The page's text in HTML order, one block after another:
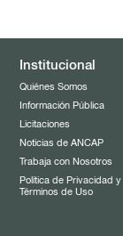
Institucional
Quiénes Somos
Información Pública
Licitaciones
Noticias de ANCAP
Trabaja con Nosotros
Política de Privacidad y
Términos de Uso